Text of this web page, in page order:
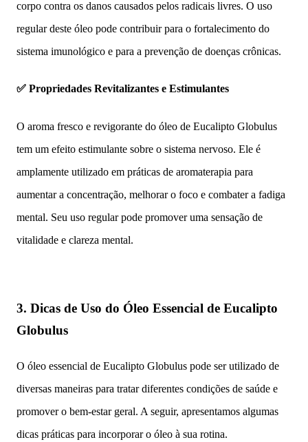
corpo contra os danos causados pelos radicais livres. O uso
regular deste óleo pode contribuir para o fortalecimento do
sistema imunológico e para a prevenção de doenças crônicas.
✅ Propriedades Revitalizantes e Estimulantes
O aroma fresco e revigorante do óleo de Eucalipto Globulus
tem um efeito estimulante sobre o sistema nervoso. Ele é
amplamente utilizado em práticas de aromaterapia para
aumentar a concentração, melhorar o foco e combater a fadiga
mental. Seu uso regular pode promover uma sensação de
vitalidade e clareza mental.
3. Dicas de Uso do Óleo Essencial de Eucalipto
Globulus
O óleo essencial de Eucalipto Globulus pode ser utilizado de
diversas maneiras para tratar diferentes condições de saúde e
promover o bem-estar geral. A seguir, apresentamos algumas
dicas práticas para incorporar o óleo à sua rotina.